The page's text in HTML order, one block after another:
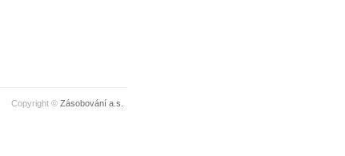
Copyright © Zásobování a.s.